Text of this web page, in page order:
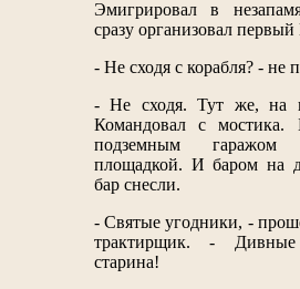
Эмигрировал в
сразу организовал
- Не сходя с корабля? - не
- Не сходя. Тут же, на
Командовал с мостика.
подземным гаражом
площадкой. И баром на
бар снесли.
- Святые угодники, -
трактирщик. -
старина!